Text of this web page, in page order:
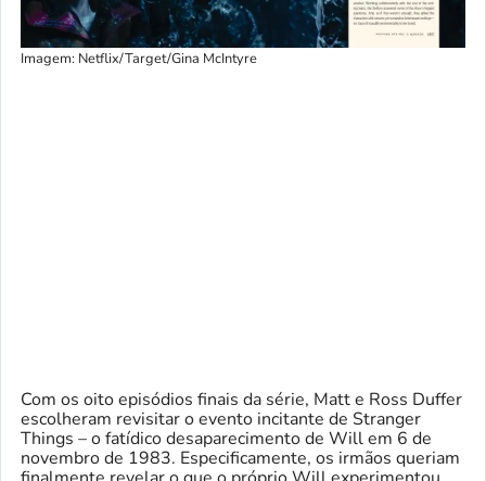
Imagem: Netflix/Target/Gina McIntyre
Com os oito episódios finais da série, Matt e Ross Duffer
escolheram revisitar o evento incitante de Stranger
Things – o fatídico desaparecimento de Will em 6 de
novembro de 1983. Especificamente, os irmãos queriam